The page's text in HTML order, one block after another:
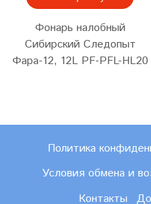
Фонарь налобный
Сибирский Следопыт
Фара-12, 12L PF-PFL-HL20
Политика
Условия обмена и
Контакты